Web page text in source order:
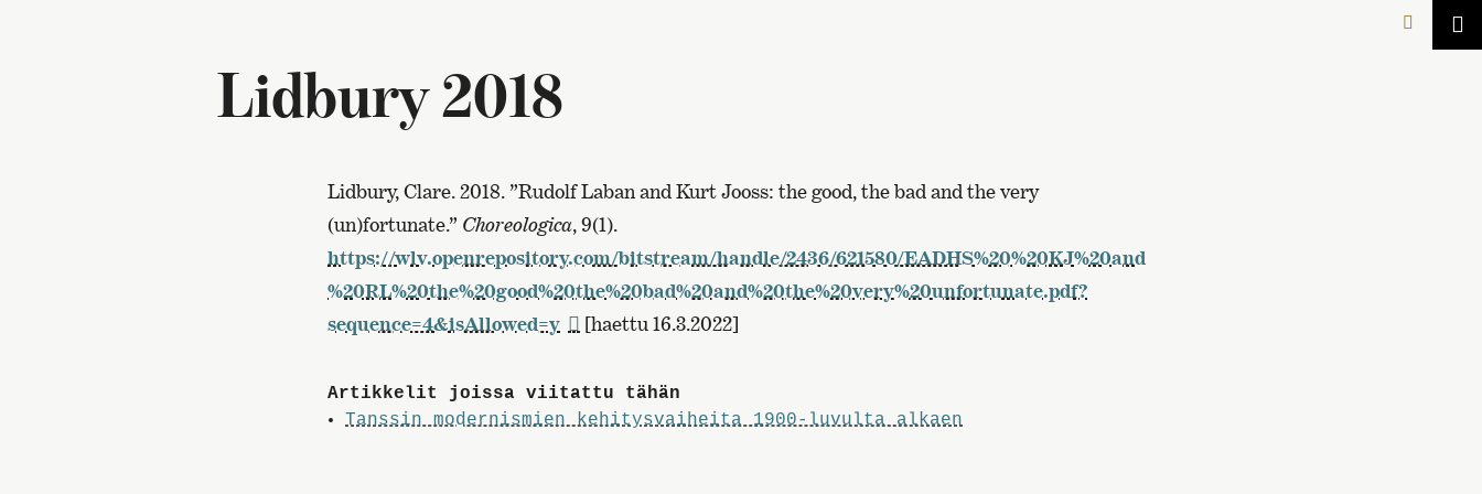
Lidbury 2018
Lidbury, Clare. 2018. ”Rudolf Laban and Kurt Jooss: the good, the bad and the very
(un)fortunate.” Choreologica, 9(1).
https://wlv.openrepository.com/bitstream/handle/2436/621580/EADHS%20%20KJ%20and
%20RL%20the%20good%20the%20bad%20and%20the%20very%20unfortunate.pdf?
sequence=4&isAllowed=y
[haettu 16.3.2022]
Artikkelit joissa viitattu tähän
Tanssin modernismien kehitysvaiheita 1900-luvulta alkaen